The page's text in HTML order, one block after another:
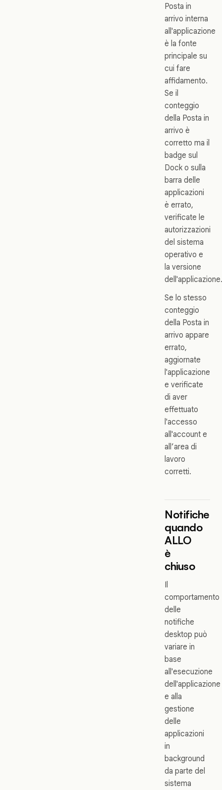
Posta in
arrivo interna
all'applicazione
è la fonte
principale su
cui fare
affidamento.
Se il
conteggio
della Posta in
arrivo è
corretto ma il
badge sul
Dock o sulla
barra delle
applicazioni
è errato,
verificate le
autorizzazioni
del sistema
operativo e
la versione
dell'applicazione.
Se lo stesso
conteggio
della Posta in
arrivo appare
errato,
aggiornate
l'applicazione
e verificate
di aver
effettuato
l'accesso
all'account e
all’area di
lavoro
corretti.
Notifiche
quando
ALLO
è
chiuso
Il
comportamento
delle
notifiche
desktop può
variare in
base
all'esecuzione
dell'applicazione
e alla
gestione
delle
applicazioni
in
background
da parte del
sistema